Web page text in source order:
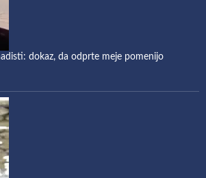
dokaz, da odprte meje pomenijo